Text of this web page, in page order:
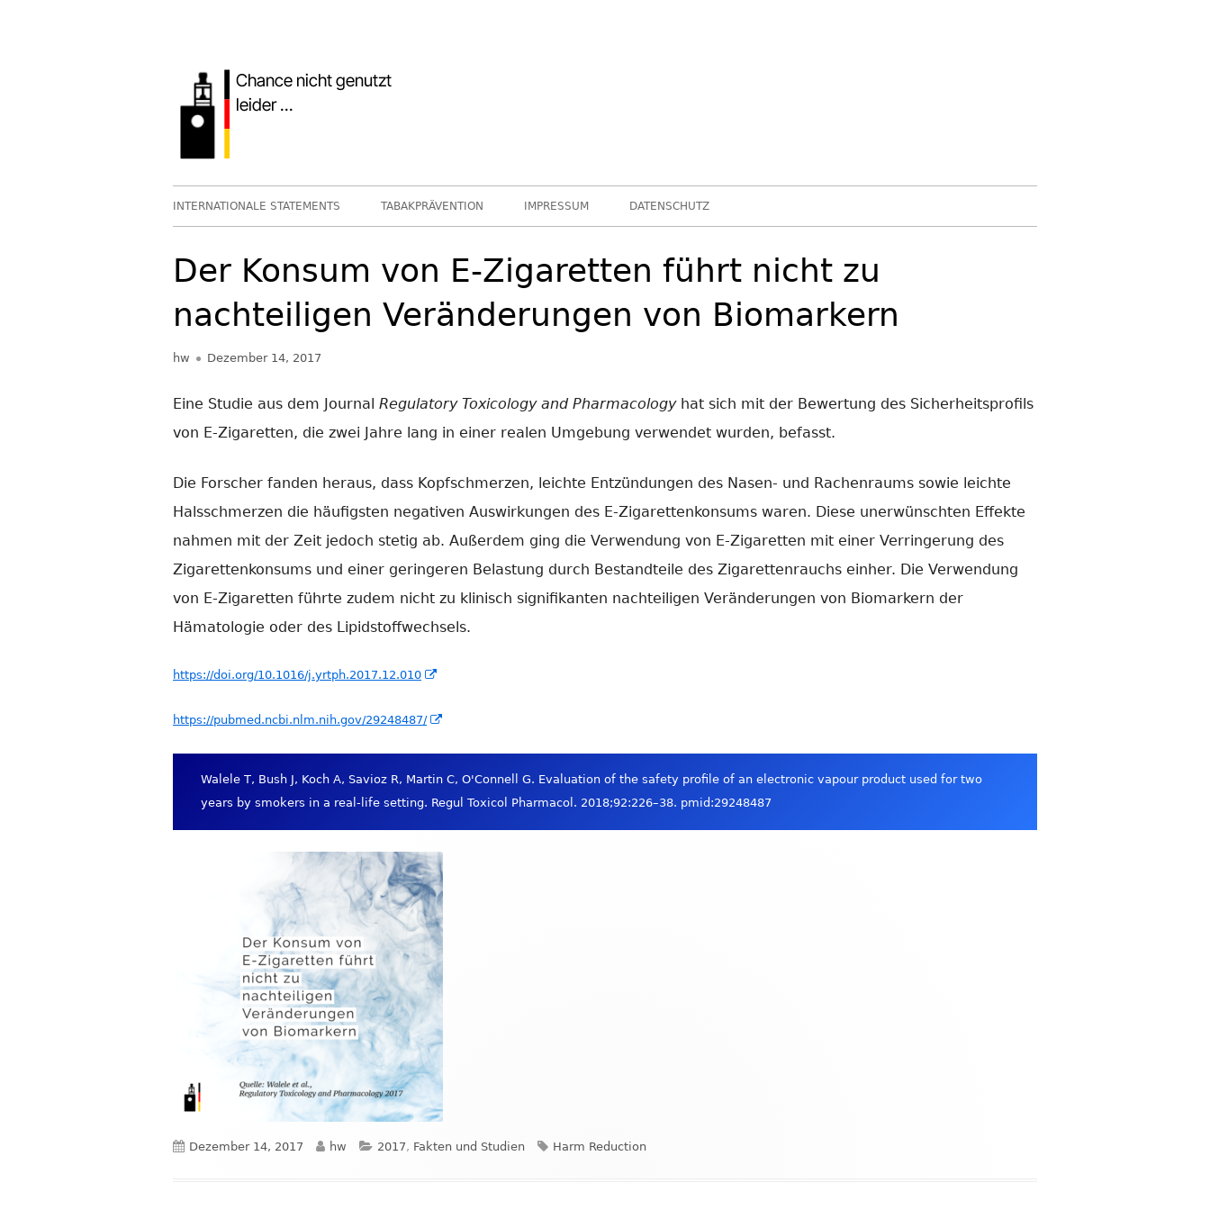
Primäres
INTERNATIONALE STATEMENTS TABAKPRÄVENTION IMPRESSUM DATENSCHUTZ
Der Konsum von E-Zigaretten führt nicht zu
nachteiligen Veränderungen von Biomarkern
Autor
hw
Veröffentlicht
Dezember 14, 2017
Eine Studie aus dem Journal Regulatory Toxicology and Pharmacologyhat sich mit der Bewertung des Sicherheitsprofils
von E-Zigaretten, die zwei Jahre lang in einer realen Umgebung verwendet wurden, befasst.
Die Forscher fanden heraus, dass Kopfschmerzen, leichte Entzündungen des Nasen- und Rachenraums sowie leichte
Halsschmerzen die häufigsten negativen Auswirkungen des E-Zigarettenkonsums waren. Diese unerwünschten Effekte
nahmen mit der Zeit jedoch stetig ab. Außerdem ging die Verwendung von E-Zigaretten mit einer Verringerung des
Zigarettenkonsums und einer geringeren Belastung durch Bestandteile des Zigarettenrauchs einher. Die Verwendung
von E-Zigaretten führte zudem nicht zu klinisch signifikanten nachteiligen Veränderungen von Biomarkern der
Hämatologie oder des Lipidstoffwechsels.
https://doi.org/10.1016/j.yrtph.2017.12.010
Fenster
https://pubmed.ncbi.nlm.nih.gov/29248487/
Walele T, Bush J, Koch A, Savioz R, Martin C, O'Connell G. Evaluation of the safety profile of an electronic vapour product used for two
years by smokers in a real-life setting. Regul Toxicol Pharmacol. 2018;92:226–38. pmid:29248487
Veröffentlicht
Dezember 14, 2017 Autor
hw Kategorien
2017, Fakten und Studien Schlagwörter
Harm Reduction